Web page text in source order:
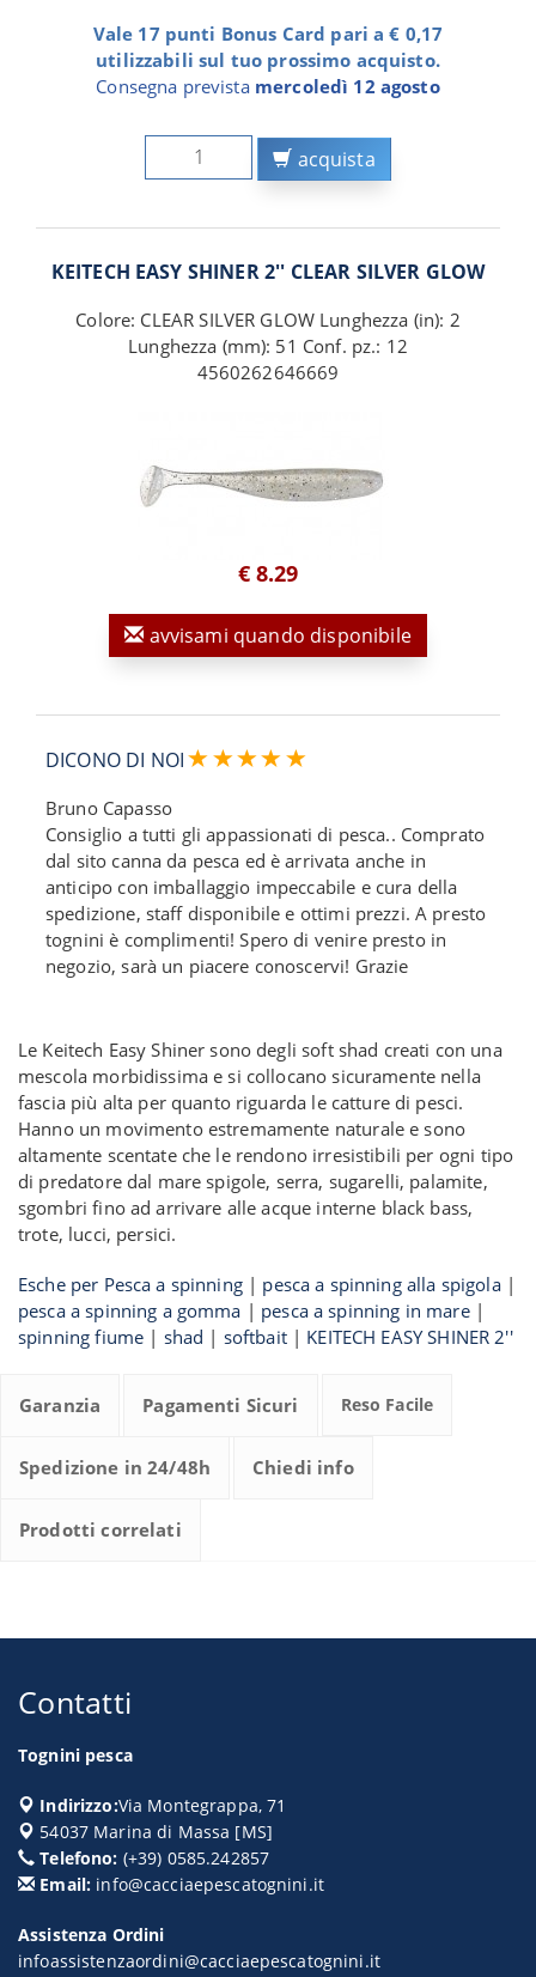
Vale 17 punti Bonus Card pari a € 0,17
utilizzabili sul tuo prossimo acquisto.
Consegna prevista mercoledì 12 agosto
acquista
KEITECH EASY SHINER 2'' CLEAR SILVER GLOW
Colore: CLEAR SILVER GLOW Lunghezza (in): 2
Lunghezza (mm): 51 Conf. pz.: 12
4560262646669
€ 8.29
avvisami quando disponibile
DICONO DI NOI
Bruno Capasso
Consiglio a tutti gli appassionati di pesca.. Comprato
dal sito canna da pesca ed è arrivata anche in
anticipo con imballaggio impeccabile e cura della
spedizione, staff disponibile e ottimi prezzi. A presto
tognini è complimenti! Spero di venire presto in
negozio, sarà un piacere conoscervi! Grazie
Le Keitech Easy Shiner sono degli soft shad creati con una
mescola morbidissima e si collocano sicuramente nella
fascia più alta per quanto riguarda le catture di pesci.
Hanno un movimento estremamente naturale e sono
altamente scentate che le rendono irresistibili per ogni tipo
di predatore dal mare spigole, serra, sugarelli, palamite,
sgombri fino ad arrivare alle acque interne black bass,
trote, lucci, persici.
Esche per Pesca a spinning| pesca a spinning alla spigola|
pesca a spinning a gomma | pesca a spinning in mare|
spinning fiume | shad | softbait| KEITECH EASY SHINER 2''
Garanzia Pagamenti Sicuri Reso Facile
Spedizione in 24/48h Chiedi info
Prodotti correlati
Contatti
Tognini pesca
Indirizzo:Via Montegrappa, 71
54037 Marina di Massa [MS]
Telefono: (+39) 0585.242857
Email: info@cacciaepescatognini.it
Assistenza Ordini
infoassistenzaordini@cacciaepescatognini.it